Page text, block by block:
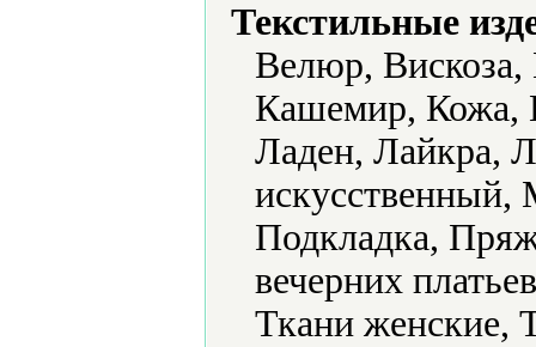
Текстильные
Велюр,
Кашемир, Кожа,
Ладен, Лайкра,
Подкладка,
вечерних
Ткани женские,